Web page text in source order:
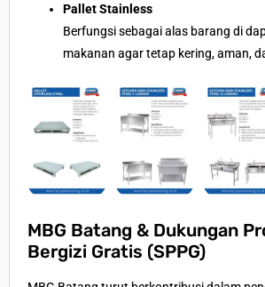
Pallet Stainless
Berfungsi sebagai alas barang di
makanan agar tetap kering, aman,
MBG Batang & Dukungan
Bergizi Gratis (SPPG)